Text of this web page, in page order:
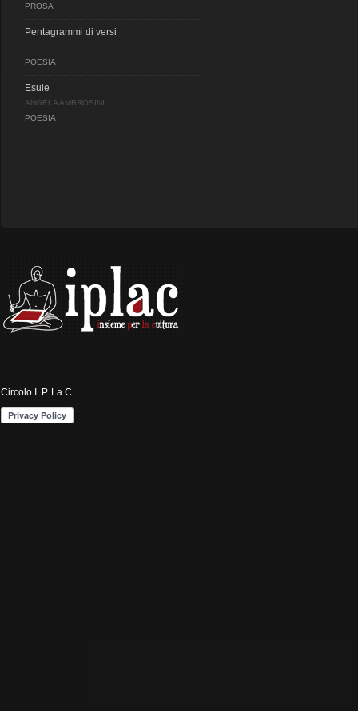
PROSA
Pentagrammi di versi
POESIA
Esule
ANGELA AMBROSINI
POESIA
Circolo I. P. La C.